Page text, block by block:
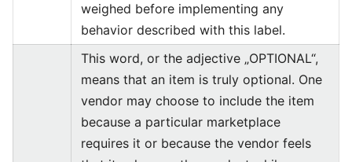
weighed before implementing any
behavior described with this label.
This word, or the adjective „OPTIONAL“,
means that an item is truly optional. One
vendor may choose to include the item
because a particular marketplace
requires it or because the vendor feels